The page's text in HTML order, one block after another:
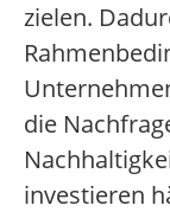
zielen.
die
investieren